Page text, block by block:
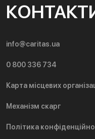
info@caritas.ua
0 800 336 734
Карта місцевих
Механізм скарг
Політика